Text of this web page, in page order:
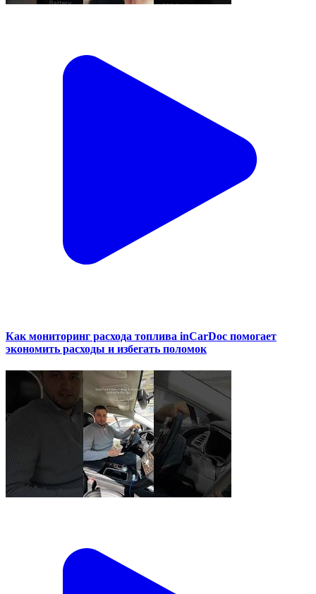
Как мониторинг расхода топлива inCarDoc помогает
экономить расходы и избегать поломок